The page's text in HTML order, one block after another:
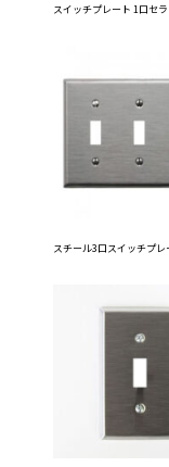
スイッチプレート 1口セ
スチール3口スイッチプレ